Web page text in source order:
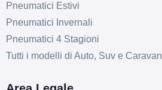
Pneumatici Estivi
Pneumatici Invernali
Pneumatici 4 Stagioni
Tutti i modelli di Auto, Suv e Caravan